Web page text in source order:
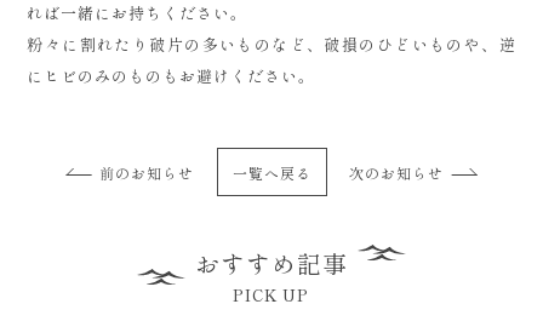
れば一緒にお持ちください。
粉々に割れたり破片の多いものなど、破損のひどいものや、逆
にヒビのみのものもお避けください。
前のお知らせ 一覧へ戻る 次のお知らせ
おすすめ記事
PICK UP